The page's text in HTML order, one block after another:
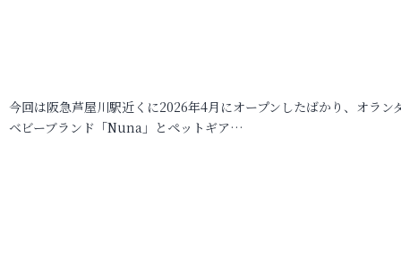
今回は阪急芦屋川駅近くに2026年4月にオープンしたばかり、オラン
ベビーブランド「Nuna」とペットギア…